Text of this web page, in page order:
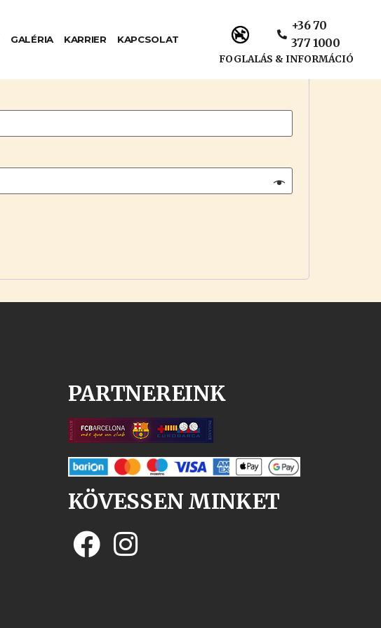
GALÉRIA KARRIER KAPCSOLAT
+36 70
377 1000
FOGLALÁS & INFORMÁCIÓ
PARTNEREINK
KÖVESSEN MINKET